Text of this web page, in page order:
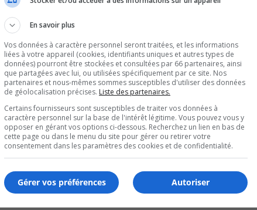
et le boulevard Cousineau.
et remplacer la conduite sanitaire et la
et bordures.
14,6 M$.
l’inflation qui a affecté à la hausse les coûts de
En savoir plus
Vos données à caractère personnel seront traitées, et les informations
liées à votre appareil (cookies, identifiants uniques et autres types de
données) pourront être stockées et consultées par 66 partenaires, ainsi
que partagées avec lui, ou utilisées spécifiquement par ce site. Nos
partenaires et nous-mêmes sommes susceptibles d'utiliser des données
de géolocalisation précises. Liste des partenaires.
Certains fournisseurs sont susceptibles de traiter vos données à
caractère personnel sur la base de l'intérêt légitime. Vous pouvez vous y
opposer en gérant vos options ci-dessous. Recherchez un lien en bas de
cette page ou dans le menu du site pour gérer ou retirer votre
consentement dans les paramètres des cookies et de confidentialité.
Autoriser
Gérer vos préférences